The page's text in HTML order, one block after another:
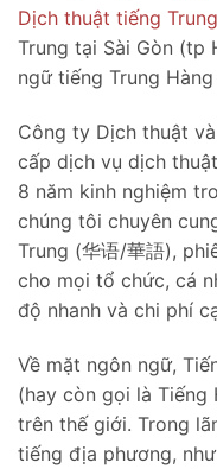
Dịch thuật tiếng Trung
Trung tại Sài Gòn (tp
ngữ tiếng Trung
Công ty Dịch thuật
cấp dịch vụ dịch
8 năm kinh nghiệm
chúng tôi chuyên
Trung (华语/華語),
cho mọi tổ chức, cá
độ nhanh và chi phí
Về mặt ngôn ngữ,
(hay còn gọi là Tiếng
trên thế giới. Trong
tiếng địa phương,